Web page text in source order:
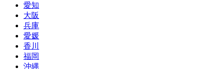
愛知
大阪
兵庫
愛媛
香川
福岡
沖縄